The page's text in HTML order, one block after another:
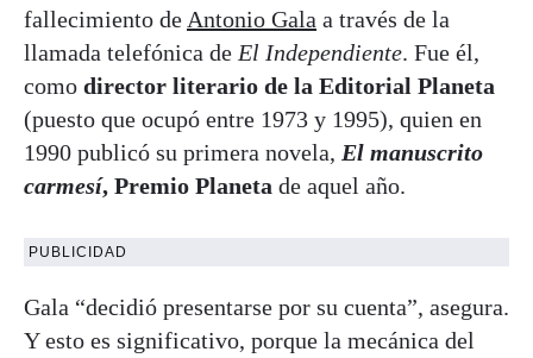
fallecimiento de Antonio Gala a través de la
llamada telefónica de El Independiente. Fue él,
como director literario de la Editorial Planeta
(puesto que ocupó entre 1973 y 1995), quien en
1990 publicó su primera novela, El manuscrito
carmesí, Premio Planeta de aquel año.
PUBLICIDAD
Gala “decidió presentarse por su cuenta”, asegura.
Y esto es significativo, porque la mecánica del